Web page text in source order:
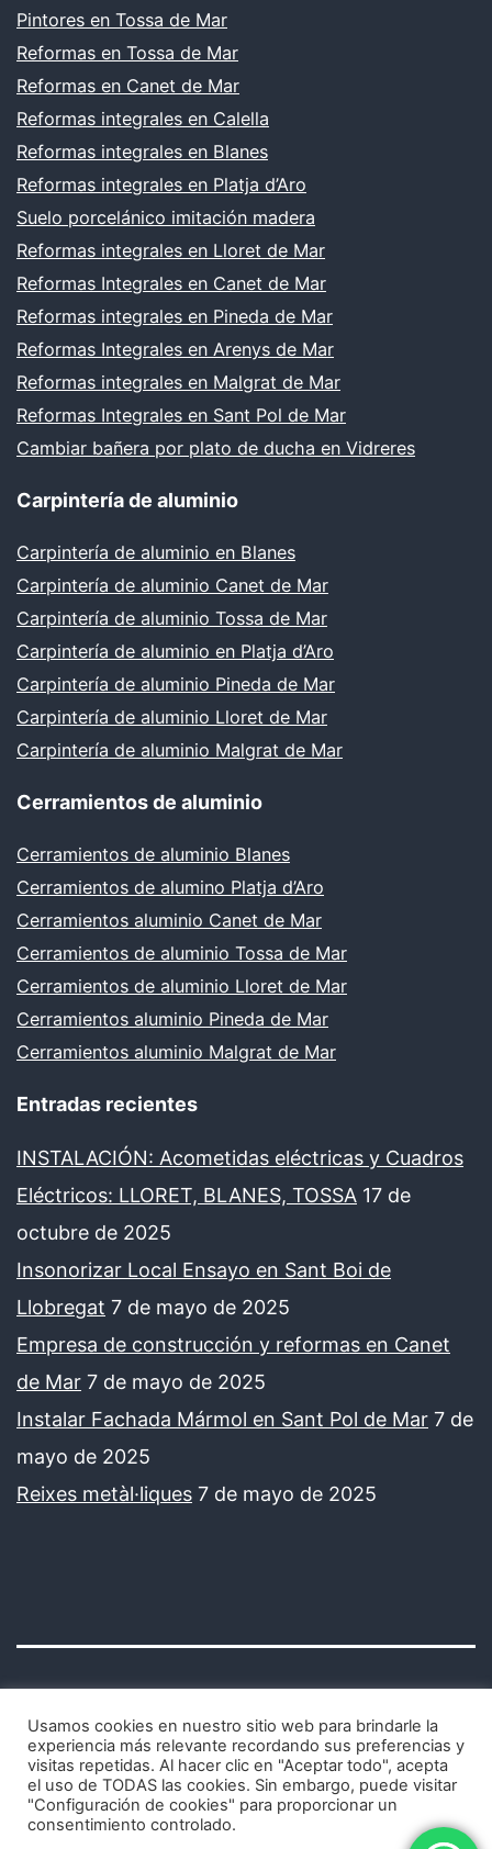
Pintores en Tossa de Mar
Reformas en Tossa de Mar
Reformas en Canet de Mar
Reformas integrales en Calella
Reformas integrales en Blanes
Reformas integrales en Platja d’Aro
Suelo porcelánico imitación madera
Reformas integrales en Lloret de Mar
Reformas Integrales en Canet de Mar
Reformas integrales en Pineda de Mar
Reformas Integrales en Arenys de Mar
Reformas integrales en Malgrat de Mar
Reformas Integrales en Sant Pol de Mar
Cambiar bañera por plato de ducha en Vidreres
Carpintería de aluminio
Carpintería de aluminio en Blanes
Carpintería de aluminio Canet de Mar
Carpintería de aluminio Tossa de Mar
Carpintería de aluminio en Platja d’Aro
Carpintería de aluminio Pineda de Mar
Carpintería de aluminio Lloret de Mar
Carpintería de aluminio Malgrat de Mar
Cerramientos de aluminio
Cerramientos de aluminio Blanes
Cerramientos de alumino Platja d’Aro
Cerramientos aluminio Canet de Mar
Cerramientos de aluminio Tossa de Mar
Cerramientos de aluminio Lloret de Mar
Cerramientos aluminio Pineda de Mar
Cerramientos aluminio Malgrat de Mar
Entradas recientes
INSTALACIÓN: Acometidas eléctricas y Cuadros
Eléctricos: LLORET, BLANES, TOSSA 17 de
octubre de 2025
Insonorizar Local Ensayo en Sant Boi de
Llobregat 7 de mayo de 2025
Empresa de construcción y reformas en Canet
de Mar 7 de mayo de 2025
Instalar Fachada Mármol en Sant Pol de Mar 7 de
mayo de 2025
Reixes metàl·liques 7 de mayo de 2025
Avisos legales y política de privacidad
Usamos cookies en nuestro sitio web para brindarle la
experiencia más relevante recordando sus preferencias y
visitas repetidas. Al hacer clic en "Aceptar todo", acepta
el uso de TODAS las cookies. Sin embargo, puede visitar
"Configuración de cookies" para proporcionar un
consentimiento controlado.